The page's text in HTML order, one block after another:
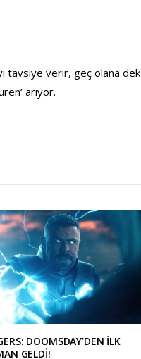
tavsiye verir, geç olana dek
arıyor.
DOOMSDAY’DEN İLK
GELDİ!